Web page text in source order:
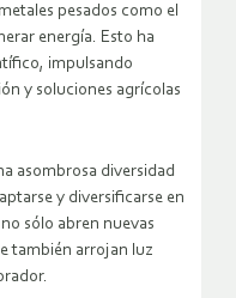
pesados como el
energía. Esto ha
impulsando
y soluciones agrícolas
asombrosa diversidad
y diversificarse en
sólo abren nuevas
también arrojan luz